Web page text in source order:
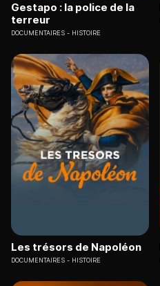
Gestapo : la police de la
terreur
DOCUMENTAIRES HISTOIRE
Les trésors de Napoléon
DOCUMENTAIRES HISTOIRE